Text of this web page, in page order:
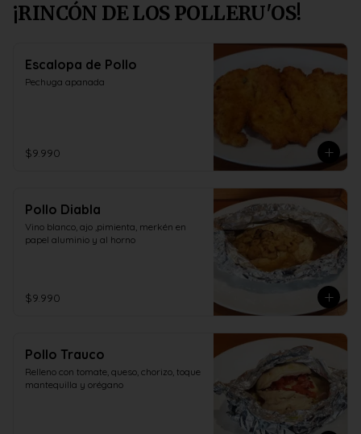
¡RINCÓN DE LOS POLLERU'OS!
Escalopa de Pollo
Pechuga apanada
$9.990
Pollo Diabla
Vino blanco, ajo ,pimienta, merkén en
papel aluminio y al horno
$9.990
Pollo Trauco
Relleno con tomate, queso, chorizo, toque
mantequilla y orégano